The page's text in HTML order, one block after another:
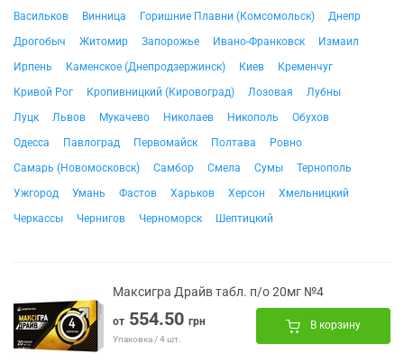
Васильков
Винница Горишние Плавни (Комсомольск)
Днепр
Дрогобыч
Житомир Запорожье Ивано-Франковск
Измаил
Ирпень
Каменское (Днепродзержинск) Киев
Кременчуг
Кривой Рог
Кропивницкий (Кировоград) Лозовая
Лубны
Луцк
Львов Мукачево Николаев Никополь
Обухов
Одесса
Павлоград Первомайск Полтава
Ровно
Самарь (Новомосковск)
Самбор Смела Сумы
Тернополь
Ужгород
Умань Фастов Харьков Херсон
Хмельницкий
Черкассы
Чернигов Черноморск Шептицкий
Максигра Драйв табл. п/о 20мг №4
от 554.50 грн
Упаковка / 4 шт.
В корзину